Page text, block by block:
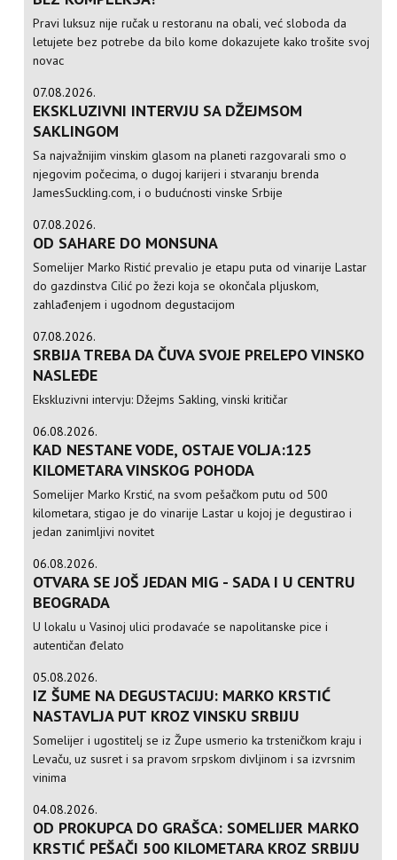
Pravi luksuz nije ručak u restoranu na obali, već sloboda da
letujete bez potrebe da bilo kome dokazujete kako trošite svoj
novac
07.08.2026.
EKSKLUZIVNI INTERVJU SA DŽEJMSOM
SAKLINGOM
Sa najvažnijim vinskim glasom na planeti razgovarali smo o
njegovim počecima, o dugoj karijeri i stvaranju brenda
JamesSuckling.com, i o budućnosti vinske Srbije
07.08.2026.
OD SAHARE DO MONSUNA
Somelijer Marko Ristić prevalio je etapu puta od vinarije Lastar
do gazdinstva Cilić po žezi koja se okončala pljuskom,
zahlađenjem i ugodnom degustacijom
07.08.2026.
SRBIJA TREBA DA ČUVA SVOJE PRELEPO VINSKO
NASLEĐE
Ekskluzivni intervju: Džejms Sakling, vinski kritičar
06.08.2026.
KAD NESTANE VODE, OSTAJE VOLJA:125
KILOMETARA VINSKOG POHODA
Somelijer Marko Krstić, na svom pešačkom putu od 500
kilometara, stigao je do vinarije Lastar u kojoj je degustirao i
jedan zanimljivi novitet
06.08.2026.
OTVARA SE JOŠ JEDAN MIG - SADA I U CENTRU
BEOGRADA
U lokalu u Vasinoj ulici prodavaće se napolitanske pice i
autentičan đelato
05.08.2026.
IZ ŠUME NA DEGUSTACIJU: MARKO KRSTIĆ
NASTAVLJA PUT KROZ VINSKU SRBIJU
Somelijer i ugostitelj se iz Župe usmerio ka trsteničkom kraju i
Levaču, uz susret i sa pravom srpskom divljinom i sa izvrsnim
vinima
04.08.2026.
OD PROKUPCA DO GRAŠCA: SOMELIJER MARKO
KRSTIĆ PEŠAČI 500 KILOMETARA KROZ SRBIJU